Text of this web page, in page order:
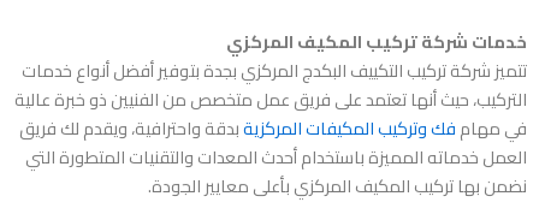
خدمات شركة تركيب المكيف المركزي
تتميزشركة تركيب التكييف البكدج المركزي بجدةبتوفير أفضل أنواع خدمات
التركيب، حيث أنها تعتمد على فريق عمل متخصص من الفنيين ذو خبرة عالية
في مهامفك وتركيب المكيفات المركزيةبدقة واحترافية، ويقدم لك فريق
العمل خدماته المميزة باستخدام أحدث المعدات والتقنيات المتطورة التي
نضمن بها تركيب المكيف المركزي بأعلى معايير الجودة.